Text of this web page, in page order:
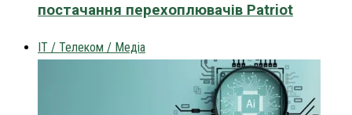
постачання перехоплювачів Patriot
IT / Телеком / Медіа